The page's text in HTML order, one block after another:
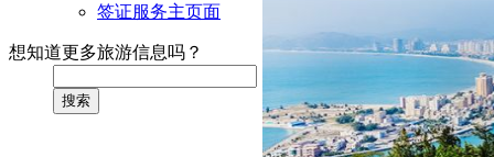
签证服务主页面
想知道更多旅游信息吗？
搜索